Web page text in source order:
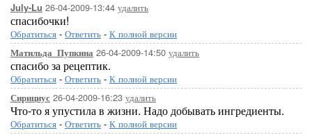
July-Lu 26-04-2009-13:44 удалить
спасибочки!
Обратиться - Ответить - К полной версии
Матильда_Пупкина 26-04-2009-14:50 удалить
спасибо за рецептик.
Обратиться - Ответить - К полной версии
Сирициус 26-04-2009-16:23 удалить
Что-то я упустила в жизни. Надо добывать ингредиенты.
Обратиться - Ответить - К полной версии